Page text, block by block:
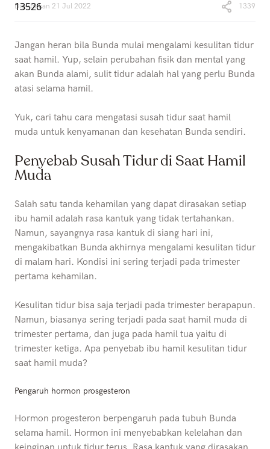
Diterbitkan 21 Jul 2022 1339
Jangan heran bila Bunda mulai mengalami kesulitan tidur
saat hamil. Yup, selain perubahan fisik dan mental yang
akan Bunda alami, sulit tidur adalah hal yang perlu Bunda
atasi selama hamil.
Yuk, cari tahu cara mengatasi susah tidur saat hamil
muda untuk kenyamanan dan kesehatan Bunda sendiri.
Penyebab Susah Tidur di Saat Hamil
Muda
Salah satu tanda kehamilan yang dapat dirasakan setiap
ibu hamil adalah rasa kantuk yang tidak tertahankan.
Namun, sayangnya rasa kantuk di siang hari ini,
mengakibatkan Bunda akhirnya mengalami kesulitan tidur
di malam hari. Kondisi ini sering terjadi pada trimester
pertama kehamilan.
Kesulitan tidur bisa saja terjadi pada trimester berapapun.
Namun, biasanya sering terjadi pada saat hamil muda di
trimester pertama, dan juga pada hamil tua yaitu di
trimester ketiga. Apa penyebab ibu hamil kesulitan tidur
saat hamil muda?
Pengaruh hormon prosgesteron
Hormon progesteron berpengaruh pada tubuh Bunda
selama hamil. Hormon ini menyebabkan kelelahan dan